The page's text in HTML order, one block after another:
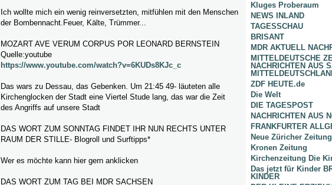
Ich wollte mich ein wenig reinversetzten, mitfühlen mit den Menschen
der Bombennacht.Feuer, Kälte, Trümmer...
MOZART AVE VERUM CORPUS POR LEONARD BERNSTEIN
Quelle:youtube
https://www.youtube.com/watch?v=6KUDs8KJc_c
Das wars zu Dessau, das Gebenken. Um 21:45 49- läuteten alle
Kirchenglocken der Stadt eine Viertel Stude lang, das war die Zeit
des Angriffs auf unsere Stadt
DAS WORT ZUM SONNTAG FINDET IHR NUN RECHTS UNTER
RAUM DER STILLE- Blogroll und Surftipps*
Wer es möchte kann hier gern anklicken
DAS WORT ZUM TAG BEI MDR SACHSEN
Kluges Proberaum
NEWS INLAND
TAGESSCHAU
BRISANT
MDR AKTUELL
MITTELDEUTSCHE
NACHRICHTEN AUS
ZDF HEUTE.de
Die Welt
DIE TAGESPOST
NACHRICHTEN AUS
FRANKFURTER
Neue Züricher Zeitung
Kronen Zeitung
Kirchenzeitung Die
Das jetzt für Kinder
KINDER